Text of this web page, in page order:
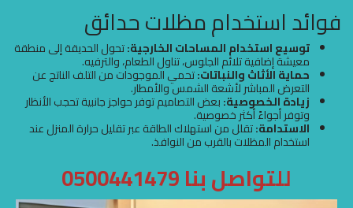
فوائد استخدام مظلات حدائق
توسيع استخدام المساحات الخارجية:تحول الحديقة إلى منطقة
معيشة إضافية تلائم الجلوس، تناول الطعام، والترفيه.
حماية الأثاث والنباتات:تحمي الموجودات من التلف الناتج عن
التعرض المباشر لأشعة الشمس والأمطار.
زيادة الخصوصية:بعض التصاميم توفر حواجز جانبية تحجب الأنظار
وتوفر أجواءً أكثر خصوصية.
الاستدامة:تقلل من استهلاك الطاقة عبر تقليل حرارة المنزل عند
استخدام المظلات بالقرب من النوافذ.
للتواصل بنا 0500441479